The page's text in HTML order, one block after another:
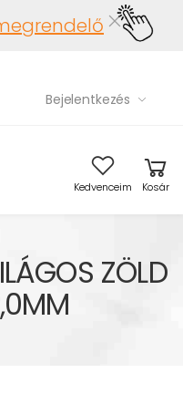
Bejelentkezés
Kedvenceim Kosár
ZÖLD